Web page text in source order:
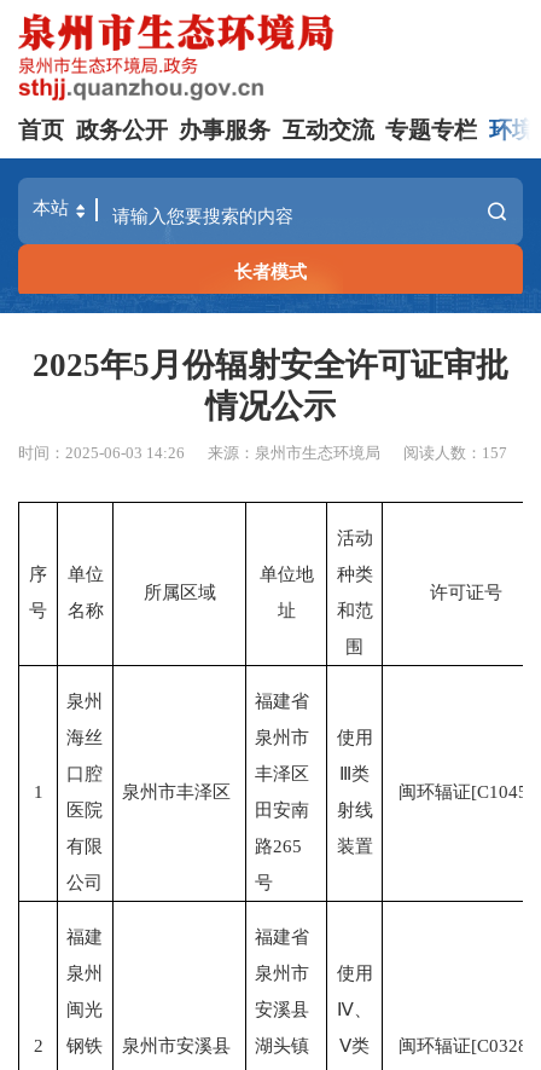
首页 政务公开 办事服务 互动交流 专题专栏 环境
长者模式
2025年5月份辐射安全许可证审批
情况公示
时间：2025-06-03 14:26 来源：泉州市生态环境局 阅读人数： 157
序
号
单位
名称
所属区域
单位地
址
活动
种类
和范
围
许可证号
1
泉州
海丝
口腔
医院
有限
公司
泉州市丰泽区
福建省
泉州市
丰泽区
田安南
路265
号
使用
Ⅲ类
射线
装置
闽环辐证[C1045]
2
福建
泉州
闽光
钢铁
泉州市安溪县
福建省
泉州市
安溪县
湖头镇
使用
Ⅳ、
Ⅴ类
闽环辐证[C0328]